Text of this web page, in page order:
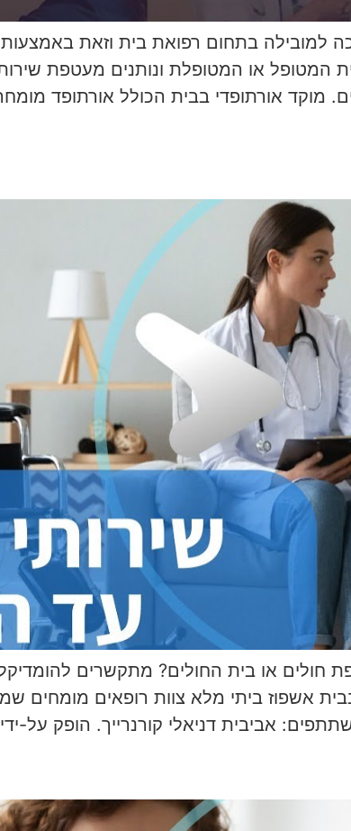
בתחום רפואת בית וזאת באמצעות
המטופל או המטופלת ונותנים מעטפת
אורתופדי בבית הכולל אורתופד
חולים או בית החולים? מתקשרים
אשפוז ביתי מלא צוות רופאים מומחים
אביבית דניאלי קורנרייך. הופק על-